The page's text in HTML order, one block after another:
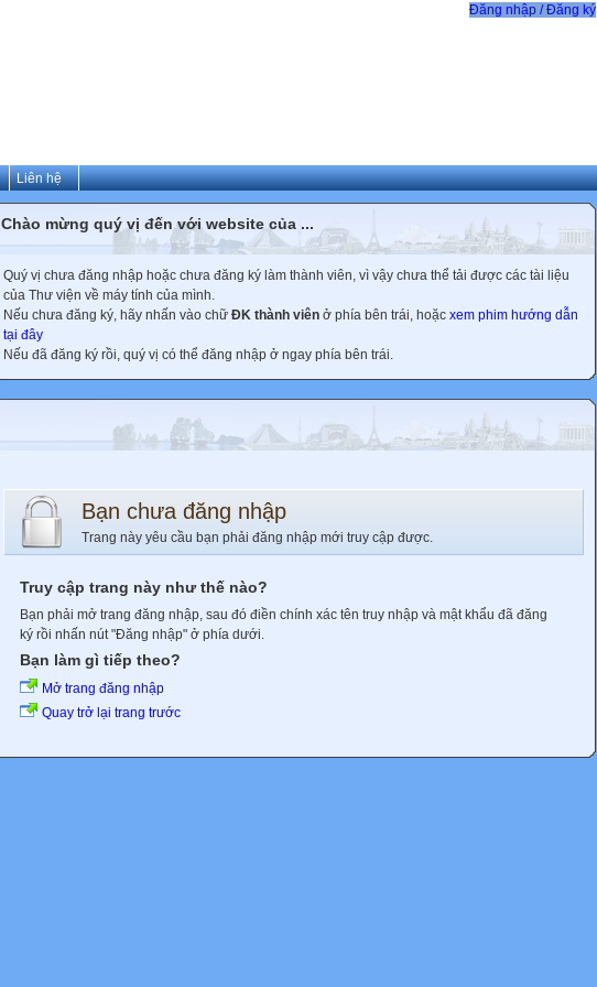
Đăng nhập / Đăng ký
Liên hệ
Chào mừng quý vị đến với website của ...
Quý vị chưa đăng nhập hoặc chưa đăng ký làm thành viên, vì vậy chưa thể tải được các tài liệu
của Thư viện về máy tính của mình.
Nếu chưa đăng ký, hãy nhấn vào chữ ĐK thành viên ở phía bên trái, hoặc xem phim hướng dẫn
tại đây
Nếu đã đăng ký rồi, quý vị có thể đăng nhập ở ngay phía bên trái.
Bạn chưa đăng nhập
Trang này yêu cầu bạn phải đăng nhập mới truy cập được.
Truy cập trang này như thế nào?
Bạn phải mở trang đăng nhập, sau đó điền chính xác tên truy nhập và mật khẩu đã đăng
ký rồi nhấn nút "Đăng nhập" ở phía dưới.
Bạn làm gì tiếp theo?
Mở trang đăng nhập
Quay trở lại trang trước